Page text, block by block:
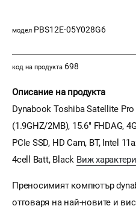
модел PBS12E-05Y028G6
код на продукта 698
Описание на продукта
Dynabook Toshiba Satellite
(1.9GHZ/2MB), 15.6" FHDAG,
PCIe SSD, HD Cam, BT, Intel
4cell Batt, Black Виж
Преносимият компютър
отговаря на най-новите и